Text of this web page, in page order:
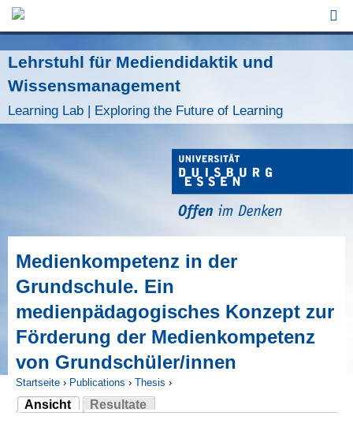
Lehrstuhl für Mediendidaktik und
Wissensmanagement
Learning Lab | Exploring the Future of Learning
Medienkompetenz in der
Grundschule. Ein
medienpädagogisches Konzept zur
Förderung der Medienkompetenz
von Grundschüler/innen
Sie sind hier
Startseite › Publications › Thesis ›
Ansicht
(aktiver Reiter)
Resultate